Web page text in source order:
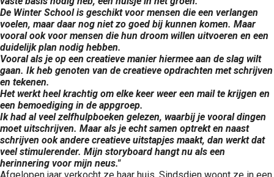
De Winter School is geschikt voor mensen die een verlangen
voelen, maar daar nog niet zo goed bij kunnen komen. Maar
vooral ook voor mensen die hun droom willen uitvoeren en een
duidelijk plan nodig hebben.
Vooral als je op een creatieve manier hiermee aan de slag wilt
gaan. Ik heb genoten van de creatieve opdrachten met schrijven
en tekenen.
Het werkt heel krachtig om elke keer weer een mail te krijgen en
een bemoediging in de appgroep.
Ik had al veel zelfhulpboeken gelezen, waarbij je vooral dingen
moet uitschrijven. Maar als je echt samen optrekt en naast
schrijven ook andere creatieve uitstapjes maakt, dan werkt dat
veel stimulerender. Mijn storyboard hangt nu als een
herinnering voor mijn neus."